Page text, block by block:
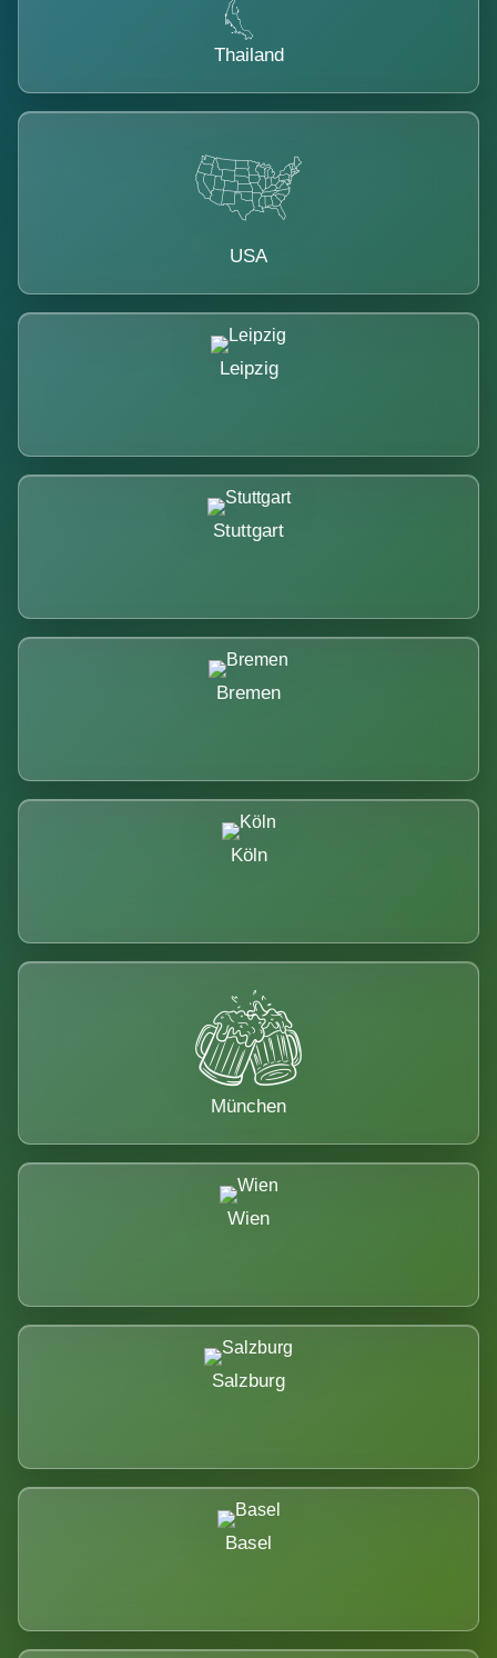
Thailand
USA
Leipzig
Stuttgart
Bremen
Köln
München
Wien
Salzburg
Basel